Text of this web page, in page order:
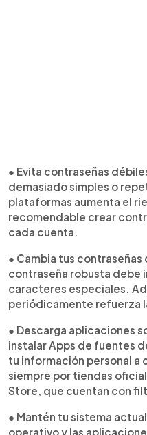
● Evita contraseñas
demasiado simples o
plataformas aumenta el
recomendable crear
cada cuenta.
● Cambia tus
contraseña robusta debe
caracteres especiales.
periódicamente refuerza
● Descarga aplicaciones
instalar Apps de fuentes
tu información personal
siempre por tiendas
Store, que cuentan con
● Mantén tu sistema
operativo y las